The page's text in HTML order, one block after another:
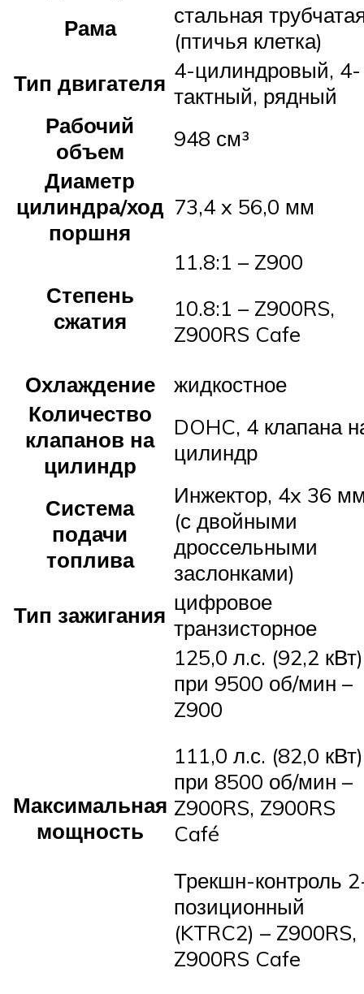
Рама
стальная
(птичья клетка)
Тип двигателя 4-цилиндровый, 4-
тактный, рядный
Рабочий
объем
948 см³
Диаметр
цилиндра/ход
поршня
73,4 x 56,0 мм
Степень
сжатия
11.8:1 – Z900
10.8:1 – Z900RS,
Z900RS Cafe
Охлаждение
жидкостное
Количество
клапанов на
цилиндр
DOHC, 4 клапана
цилиндр
Система
подачи
топлива
Инжектор, 4x 36
(с двойными
дроссельными
заслонками)
Тип зажигания цифровое
транзисторное
Максимальная
мощность
125,0 л.с. (92,2 кВт)
при 9500 об/мин –
Z900
111,0 л.с. (82,0 кВт)
при 8500 об/мин –
Z900RS, Z900RS
Café
Трекшн-контроль
позиционный
(KTRC2) – Z900RS,
Z900RS Cafe